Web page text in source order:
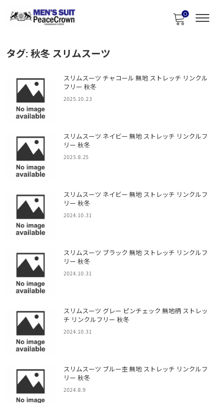
0
タグ: 秋冬 スリムスーツ
スリムスーツ チャコール 無地 ストレッチ リンクル
フリー 秋冬
2025.10.23
スリムスーツ ネイビー 無地 ストレッチ リンクルフ
リー 秋冬
2025.8.25
スリムスーツ ネイビー 無地 ストレッチ リンクルフ
リー 秋冬
2024.10.31
スリムスーツ ブラック 無地 ストレッチ リンクルフ
リー 秋冬
2024.10.31
スリムスーツ グレー ピンチェック 無地柄 ストレッ
チ リンクルフリー 秋冬
2024.10.31
スリムスーツ ブルー杢 無地 ストレッチ リンクルフ
リー 秋冬
2024.8.9